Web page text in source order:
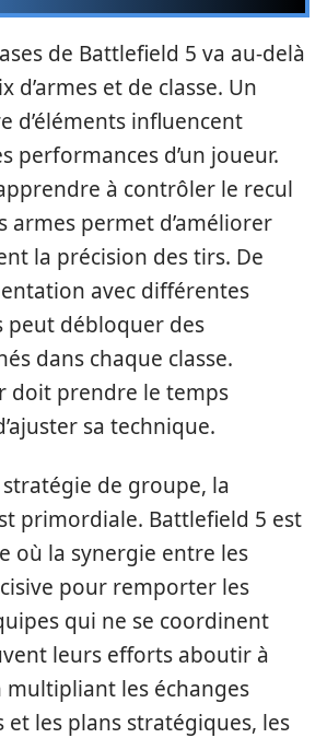
de Battlefield 5 va au-delà
d’armes et de classe. Un
d’éléments influencent
performances d’un joueur.
à contrôler le recul
armes permet d’améliorer
la précision des tirs. De
avec différentes
peut débloquer des
dans chaque classe.
doit prendre le temps
sa technique.
de groupe, la
primordiale. Battlefield 5 est
où la synergie entre les
pour remporter les
qui ne se coordinent
leurs efforts aboutir à
multipliant les échanges
et les plans stratégiques, les